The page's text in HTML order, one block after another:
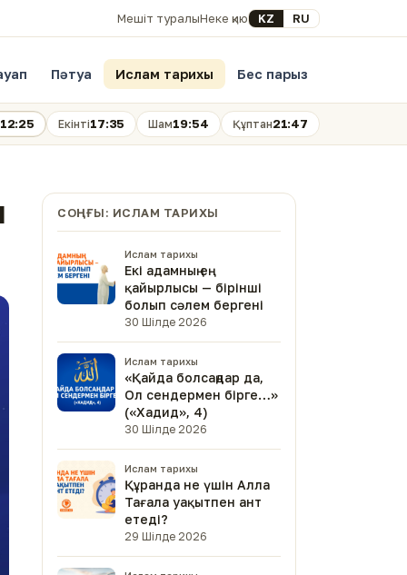
Мешіт туралыНеке қиюSelect your language
KZ RU
Пәтуа Ислам тарихы Бес парыз
12:25 Екінті17:35 Шам19:54 Құптан21:47
СОҢҒЫ: ИСЛАМ ТАРИХЫ
Ислам тарихы
Екі адамның ең
қайырлысы — бірінші
болып сәлем бергені
30 Шілде 2026
Ислам тарихы
«Қайда болсаңдар да,
Ол сендермен бірге…»
(«Хадид», 4)
30 Шілде 2026
Ислам тарихы
Құранда не үшін Алла
Тағала уақытпен ант
етеді?
29 Шілде 2026